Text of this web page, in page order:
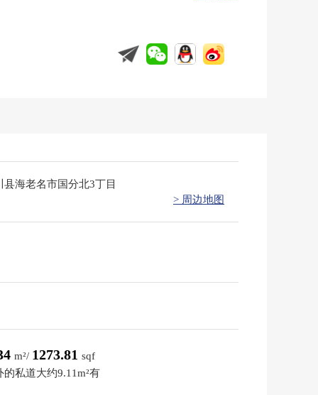
县海老名市国分北3丁目
> 周边地图
m²/ 1273.81 sqf
私道大约9.11m²有